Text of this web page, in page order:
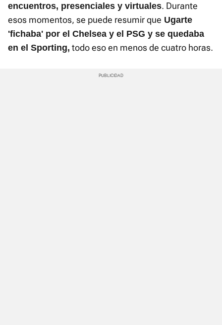
encuentros, presenciales y virtuales. Durante
esos momentos, se puede resumir que Ugarte
'fichaba' por el Chelsea y el PSG y se quedaba
en el Sporting, todo eso en menos de cuatro horas.